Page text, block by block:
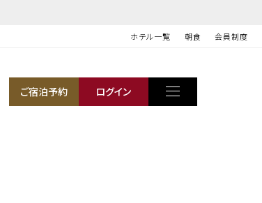
ホテル一覧 朝食 会員制度
ご宿泊予約 ログイン